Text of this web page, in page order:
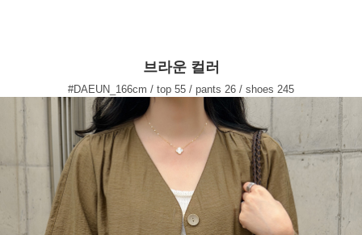
브라운 컬러
#DAEUN_166cm / top 55 / pants 26 / shoes 245